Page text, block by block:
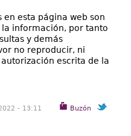
en esta página web son
la información, por tanto
y demás
no reproducir, ni
escrita de la
Buzón
- 13:11